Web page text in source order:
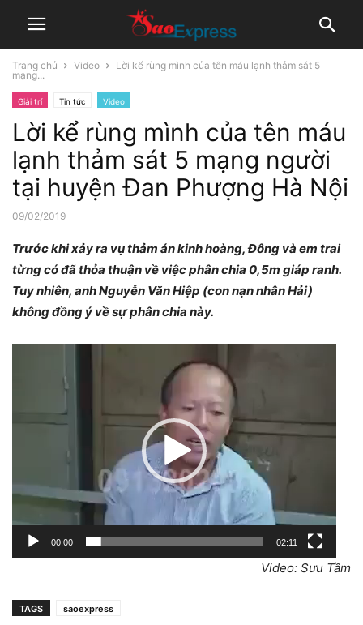
Trang chủ Video
Lời kể rùng mình của tên máu lạnh thảm sát 5
mạng...
Giải trí Tin tức Video
Lời kể rùng mình của tên máu
lạnh thảm sát 5 mạng người
tại huyện Đan Phượng Hà Nội
09/02/2019
Trước khi xảy ra vụ thảm án kinh hoàng, Đông và em trai
từng có đã thỏa thuận về việc phân chia 0,5m giáp ranh.
Tuy nhiên, anh Nguyễn Văn Hiệp (con nạn nhân Hải)
không đồng ý về sự phân chia này.
00:00 02:11
Video: Sưu Tầm
TAGS saoexpress